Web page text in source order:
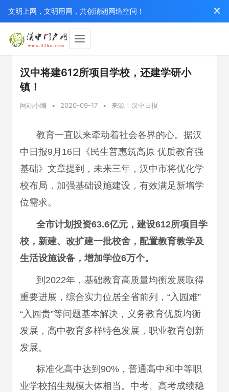
文明上网，文明用网，共创清朗网络空间！
汉中将建612所项目学校，还建学研小
镇！
网站小编 • 2020-09-17 • 来源：汉中日报
教育一直以来牵动着社会各界的心。据汉
中日报9月16日《民生普惠筑高原 优质教育强
基础》文章提到，未来三年，汉中市将优化学
校布局，加强基础设施建设，有效满足新增学
位需求。
全市计划投资63.6亿元，建设612所项目学
校，新建、改扩建一批校舍，配置教育教学及
生活设施设备，增加学位6万个。
到2022年，基础教育高质量均衡发展取得
重要进展，综合实力位居全省前列，“入园难”
“入园贵”等问题基本解决，义务教育优质均衡
发展，高中教育多样特色发展，职业教育创新
发展。
标准化高中达到90%，普通高中和中等职
业学校招生规模大体相当。中考、高考成绩稳